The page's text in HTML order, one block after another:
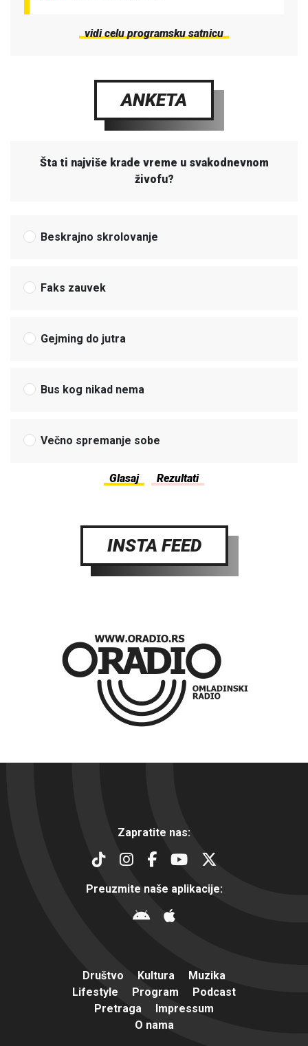
vidi celu programsku satnicu
ANKETA
Šta ti najviše krade vreme u svakodnevnom
živofu?
Beskrajno skrolovanje
Faks zauvek
Gejming do jutra
Bus kog nikad nema
Večno spremanje sobe
INSTA FEED
Zapratite nas:
Preuzmite naše aplikacije:
Društvo Kultura
Muzika
Lifestyle
Program
Podcast
Pretraga
Impressum
O nama